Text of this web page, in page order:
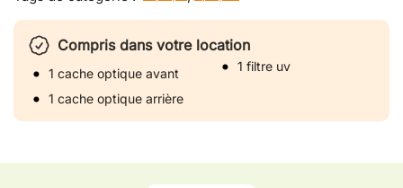
Compris dans votre location
1 cache optique avant
1 cache optique arrière
1 filtre uv